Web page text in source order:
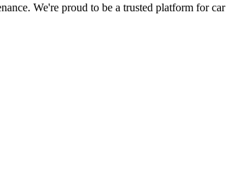
We're proud to be a trusted platform for car